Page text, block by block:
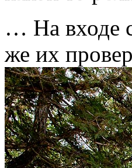
… На входе
же их